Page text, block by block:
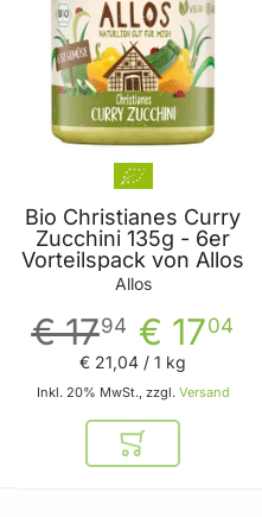
Bio Christianes Curry
Zucchini 135g - 6er
Vorteilspack von Allos
Allos
€ 1704
€ 1794
Inkl. 20% MwSt., zzgl. Versand
€ 21,04 / 1 kg
In den Warenkorb